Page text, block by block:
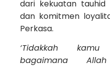
dari kekuatan tauhid
dan komitmen
Perkasa.
‘Tidakkah
bagaimana